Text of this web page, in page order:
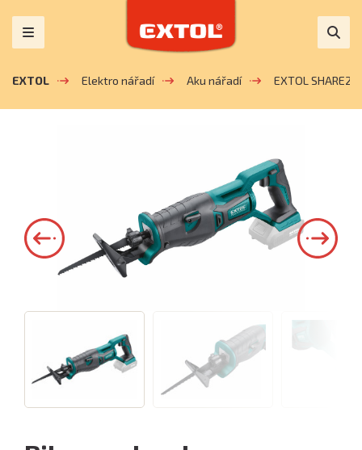
EXTOL Elektro nářadí Aku nářadí EXTOL